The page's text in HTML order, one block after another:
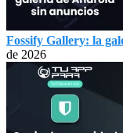
Fossify Gallery: la
de 2026